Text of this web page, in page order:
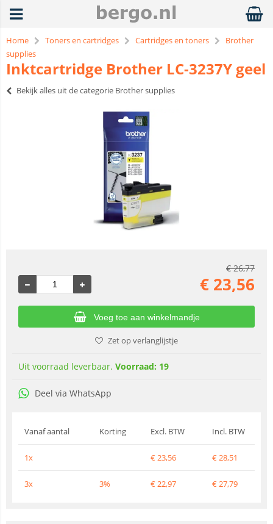
Home Toners en cartridges Cartridges en toners
Brother
supplies
Inktcartridge Brother LC-3237Y geel
Bekijk alles uit de categorie Brother supplies
€26,77
€ 23,56
Voeg toe aan winkelmandje
Zet op verlanglijstje
Uit voorraad leverbaar. Voorraad: 19
Deel via WhatsApp
Vanaf aantal Korting Excl. BTW Incl. BTW
1x €23,56 €28,51
3x 3% €22,97 €27,79